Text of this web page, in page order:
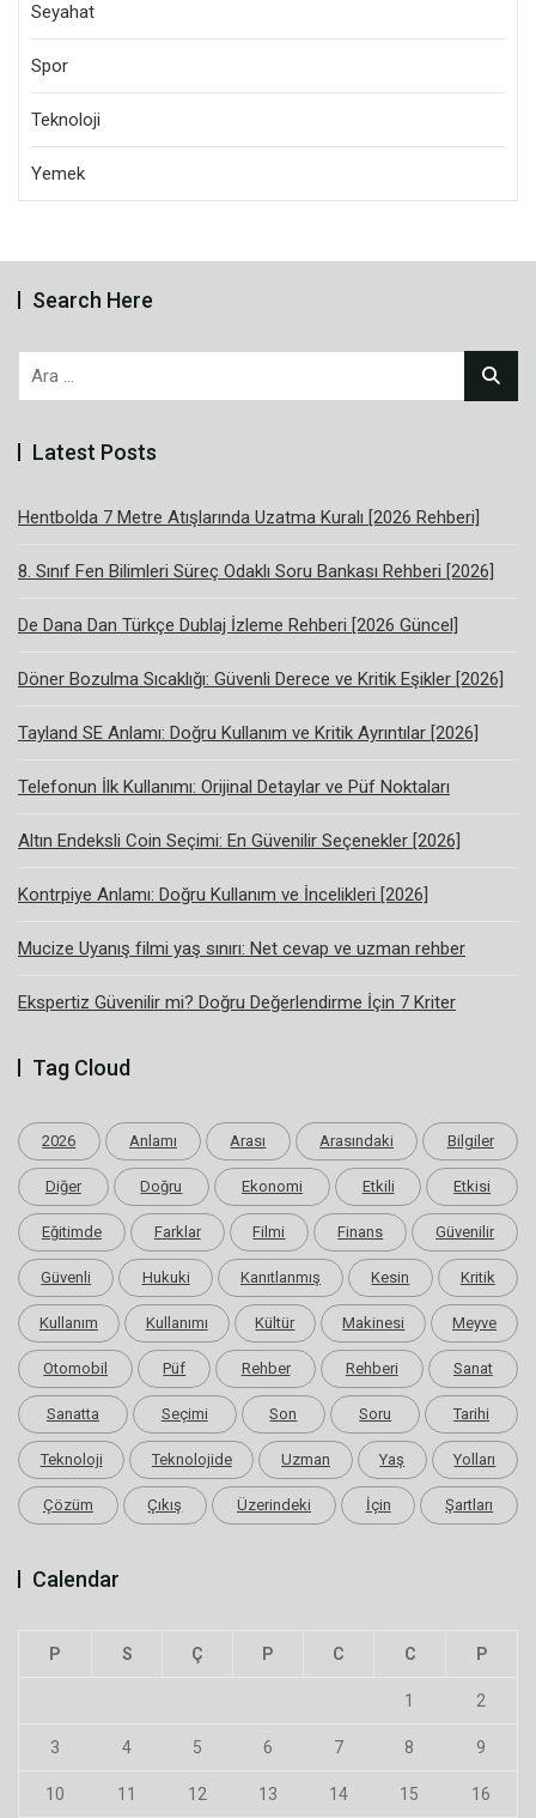
Seyahat
Spor
Teknoloji
Yemek
Search Here
Arama:
Latest Posts
Hentbolda 7 Metre Atışlarında Uzatma Kuralı [2026 Rehberi]
8. Sınıf Fen Bilimleri Süreç Odaklı Soru Bankası Rehberi [2026]
De Dana Dan Türkçe Dublaj İzleme Rehberi [2026 Güncel]
Döner Bozulma Sıcaklığı: Güvenli Derece ve Kritik Eşikler [2026]
Tayland SE Anlamı: Doğru Kullanım ve Kritik Ayrıntılar [2026]
Telefonun İlk Kullanımı: Orijinal Detaylar ve Püf Noktaları
Altın Endeksli Coin Seçimi: En Güvenilir Seçenekler [2026]
Kontrpiye Anlamı: Doğru Kullanım ve İncelikleri [2026]
Mucize Uyanış filmi yaş sınırı: Net cevap ve uzman rehber
Ekspertiz Güvenilir mi? Doğru Değerlendirme İçin 7 Kriter
Tag Cloud
2026 Anlamı Arası Arasındaki Bilgiler
Diğer Doğru Ekonomi Etkili Etkisi
Eğitimde Farklar Filmi Finans Güvenilir
Güvenli Hukuki Kanıtlanmış Kesin Kritik
Kullanım Kullanımı Kültür Makinesi Meyve
Otomobil Püf Rehber Rehberi Sanat
Sanatta Seçimi Son Soru Tarihi
Teknoloji Teknolojide Uzman Yaş Yolları
Çözüm Çıkış Üzerindeki İçin Şartları
Calendar
P S Ç P C C P
1 2
3 4 5 6 7 8 9
10 11 12 13 14 15 16